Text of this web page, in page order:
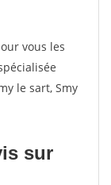
vous les
le sart, Smy
sur